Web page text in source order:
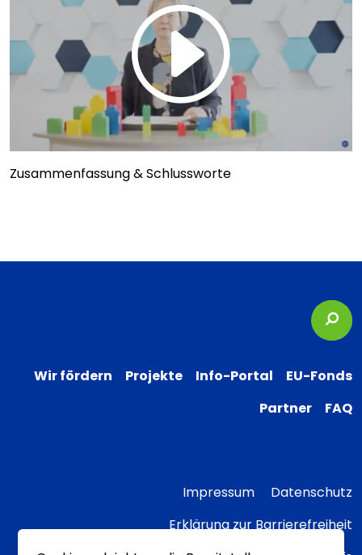
Zusammenfassung & Schlussworte
Wir fördern Projekte Info-Portal
EU-Fonds
Partner
FAQ
Impressum
Datenschutz
Erklärung zur Barrierefreiheit